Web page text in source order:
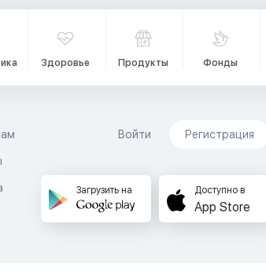
Здоровье Продукты Фонды
Войти Регистрация
Загрузить на Доступно в
App Store